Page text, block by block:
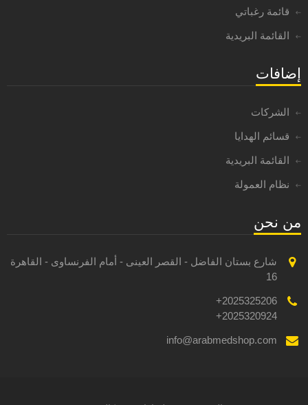
قائمة رغباتي
القائمة البريدية
إضافات
الشركات
قسائم الهدايا
القائمة البريدية
نظام العمولة
من نحن
شارع بستان الفاضل - القصر العينى - أمام الفرنساوى - القاهرة
16
2025325206+
2025320924+
info@arabmedshop.com